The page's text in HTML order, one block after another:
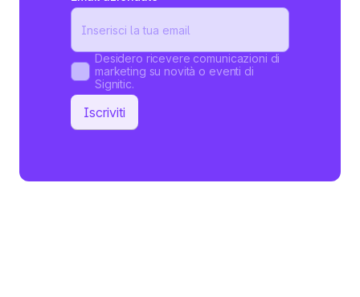
Desidero ricevere comunicazioni di
marketing su novità o eventi di
Signitic.